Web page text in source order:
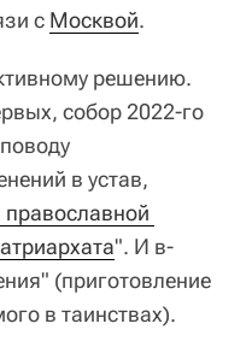
с Москвой.
решению.
собор 2022-го
в устав,
". И в-
(приготовление
в таинствах).